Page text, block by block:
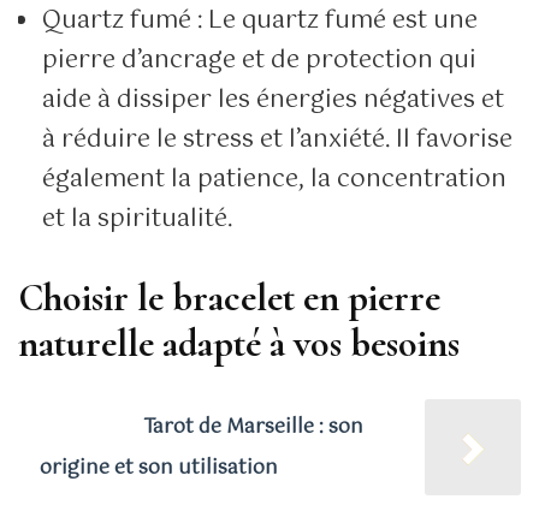
Quartz fumé : Le quartz fumé est une
pierre d’ancrage et de protection qui
aide à dissiper les énergies négatives et
à réduire le stress et l’anxiété. Il favorise
également la patience, la concentration
et la spiritualité.
Choisir le bracelet en pierre
naturelle adapté à vos besoins
Tarot de Marseille : son
origine et son utilisation